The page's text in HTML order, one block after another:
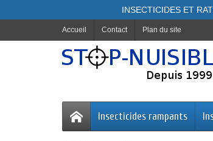
INSECTICIDES ET
Accueil Contact Plan du site
Insecticides rampants